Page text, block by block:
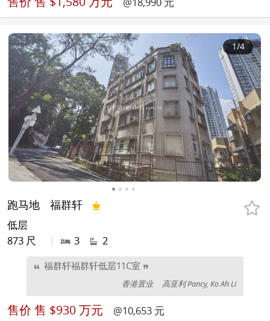
1/4
跑马地 福群轩
低层
873 尺
| 3 2
福群轩福群轩低层11C室
香港置业 高亚利 Pancy, Ko Ah Li
售价 售 $930 万元 @10,653 元